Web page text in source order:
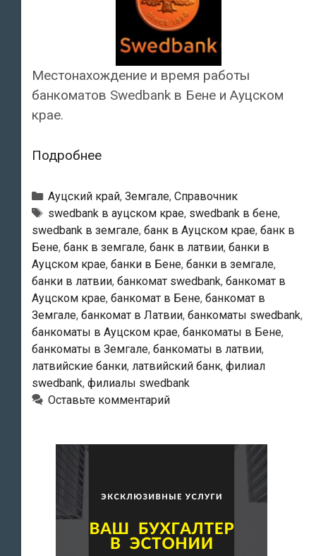
Местонахождение и время работы
банкоматов Swedbank в Бене и Ауцском
крае.
ПодробнееSwedbank
Банкоматы
в
Бене
Рубрики
Ауцский край, Земгале, Справочник
Тэги
swedbank в ауцском крае, swedbank в бене,
swedbank в земгале, банк в Ауцском крае, банк в
Бене, банк в земгале, банк в латвии, банки в
Ауцском крае, банки в Бене, банки в земгале,
банки в латвии, банкомат swedbank, банкомат в
Ауцском крае, банкомат в Бене, банкомат в
Земгале, банкомат в Латвии, банкоматы swedbank,
банкоматы в Ауцском крае, банкоматы в Бене,
банкоматы в Земгале, банкоматы в латвии,
латвийские банки, латвийский банк, филиал
swedbank, филиалы swedbank
Оставьте комментарий